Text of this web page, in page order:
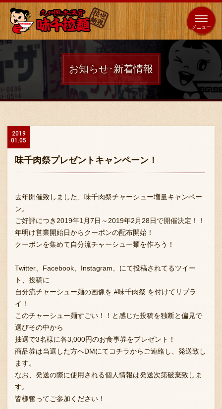
全国
展開 海外 653 店 64 店
ホーム
味千の取り組み
ブランド一覧
FC加盟店募集
会社案内
お知らせ･新着情報
2019
01.05
味千肉祭プレゼントキャンペーン！
去年開催致しました、味千肉祭チャーシュー増量キャンペー
ン。
ご好評につき2019年1月7日～2019年2月28日で開催決定！！
年明け営業開始日からクーポンの配布開始！
クーポンを集めて自分流チャーシュー麺を作ろう！
Twitter、Facebook、Instagram、にて投稿されてるツイー
ト、投稿に
自分流チャーシュー麺の画像を #味千肉祭 を付けてリプラ
イ！
このチャーシュー麺すごい！！と感じた投稿を独断と偏見で
選びその中から
抽選で3名様に各3,000円のお食事券をプレゼント！
商品券は当選した方へDMにてコチラからご連絡し、発送致し
ます。
なお、発送の際に使用される個人情報は発送次第破棄致しま
す。
皆様奮ってご参加ください！